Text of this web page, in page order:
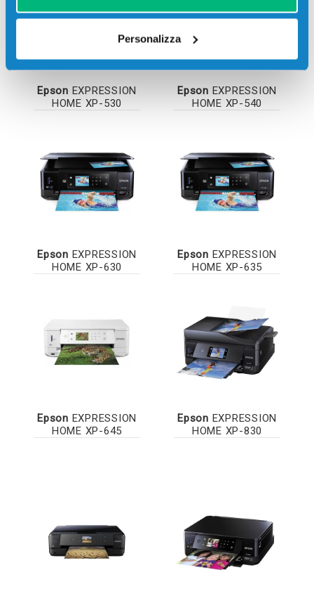
Personalizza
Epson EXPRESSION
HOME XP-530
Epson EXPRESSION
HOME XP-540
Epson EXPRESSION
HOME XP-630
Epson EXPRESSION
HOME XP-635
Epson EXPRESSION
HOME XP-645
Epson EXPRESSION
HOME XP-830